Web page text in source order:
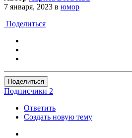
7 января, 2023 в юмор
Поделиться
Поделиться
Подписчики 2
Ответить
Создать новую тему